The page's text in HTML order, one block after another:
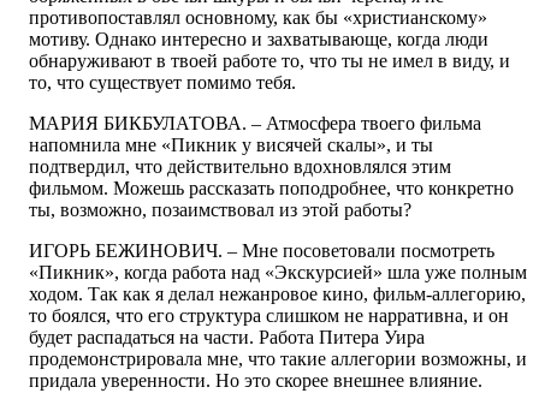
противопоставлял основному, как бы «христианскому»
мотиву. Однако интересно и захватывающе, когда люди
обнаруживают в твоей работе то, что ты не имел в виду, и
то, что существует помимо тебя.
МАРИЯ БИКБУЛАТОВА. – Атмосфера твоего фильма
напомнила мне «Пикник у висячей скалы», и ты
подтвердил, что действительно вдохновлялся этим
фильмом. Можешь рассказать поподробнее, что конкретно
ты, возможно, позаимствовал из этой работы?
ИГОРЬ БЕЖИНОВИЧ. – Мне посоветовали посмотреть
«Пикник», когда работа над «Экскурсией» шла уже полным
ходом. Так как я делал нежанровое кино, фильм-аллегорию,
то боялся, что его структура слишком не нарративна, и он
будет распадаться на части. Работа Питера Уира
продемонстрировала мне, что такие аллегории возможны, и
придала уверенности. Но это скорее внешнее влияние.